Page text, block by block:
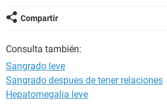
GLOSARIO
Compartir
Consulta también:
Sangrado leve
Sangrado despues de tener relaciones
Hepatomegalia leve